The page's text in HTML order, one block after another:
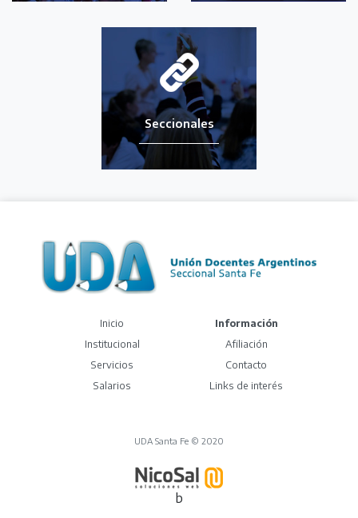
Seccionales
Inicio
Institucional
Servicios
Salarios
Información
Afiliación
Contacto
Links de interés
UDA Santa Fe © 2020
b